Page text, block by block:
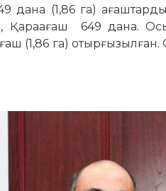
дана (1,86 га)
Қараағаш 649 дана.
(1,86 га)